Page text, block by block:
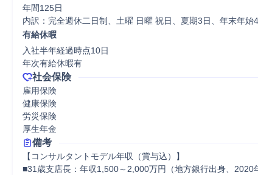
年間125日
内訳：完全週休二日制、土曜 日曜 祝日、夏期3日、年末年始
有給休暇
入社半年経過時点10日
年次有給休暇有
社会保険
雇用保険
健康保険
労災保険
厚生年金
備考
【コンサルタントモデル年収（賞与込）】
■31歳支店長：年収1,500～2,000万円（地方銀行出身、2020